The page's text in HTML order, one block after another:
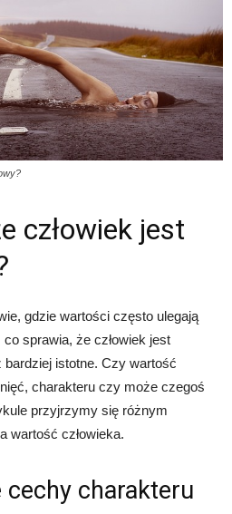
człowiek jest
gdzie wartości często ulegają
sprawia, że człowiek jest
istotne. Czy wartość
charakteru czy może czegoś
przyjrzymy się różnym
wartość człowieka.
cechy charakteru